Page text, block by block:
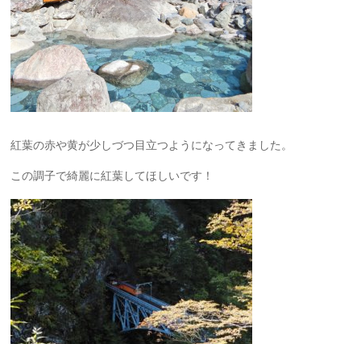
紅葉の赤や黄が少しづつ目立つようになってきました。
この調子で綺麗に紅葉してほしいです！